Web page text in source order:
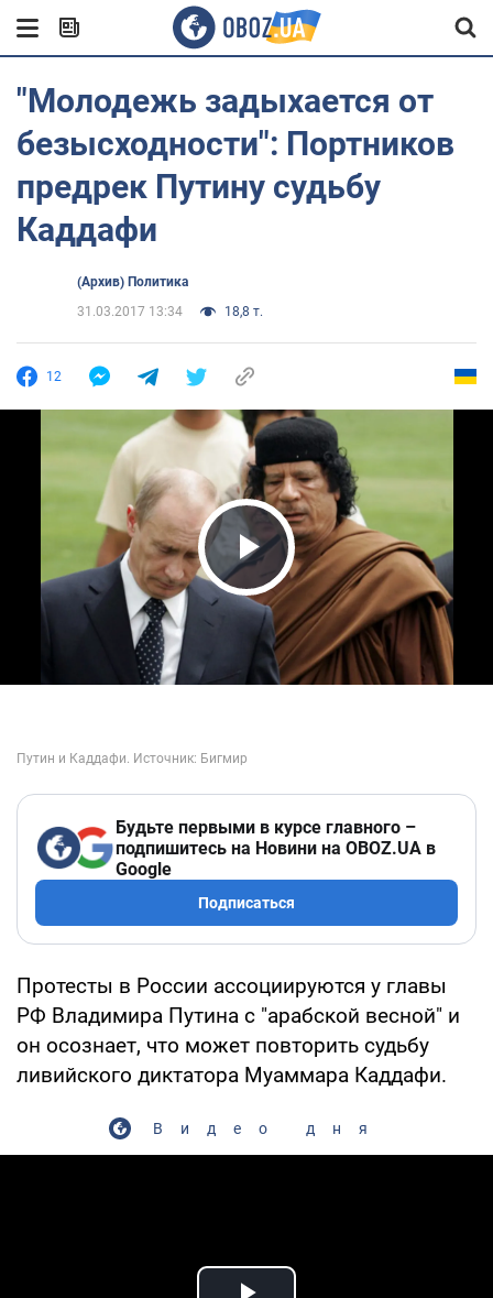
"Молодежь задыхается от
безысходности": Портников
предрек Путину судьбу
Каддафи
(Архив) Политика
31.03.2017 13:34
18,8 т.
12
Play Video
Будьте первыми в курсе главного –
подпишитесь на Новини на OBOZ.UA в
Google
Подписаться
Протесты в России ассоциируются у главы
РФ Владимира Путина с "арабской весной" и
он осознает, что может повторить судьбу
ливийского диктатора Муаммара Каддафи.
Видео дня